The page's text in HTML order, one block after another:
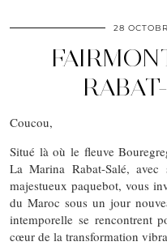
28
Coucou,
Situé là où le fleuve
La Marina Rabat-Salé, avec
majestueux paquebot, vous
du Maroc sous un jour
intemporelle se rencontrent
cœur de la transformation